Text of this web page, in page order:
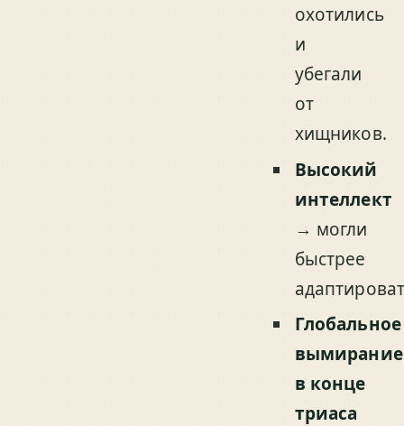
охотились
и
убегали
от
хищников.
Высокий
интеллект
→ могли
быстрее
Глобальное
вымирание
в конце
триаса